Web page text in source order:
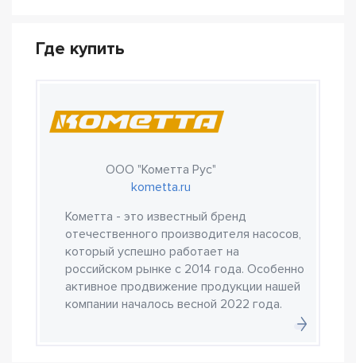
Где купить
ООО "Кометта Рус"
kometta.ru
Кометта - это известный бренд
отечественного производителя насосов,
который успешно работает на
российском рынке с 2014 года. Особенно
активное продвижение продукции нашей
компании началось весной 2022 года.